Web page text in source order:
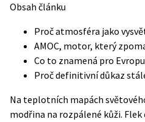
Obsah článku
Proč atmosféra jako
AMOC, motor, který
Co to znamená pro
Proč definitivní důkaz
Na teplotních mapách
modřina na rozpálené kůži. Flek